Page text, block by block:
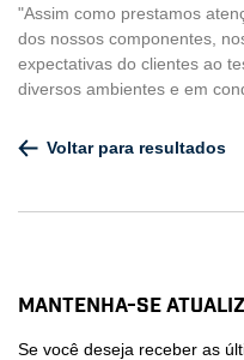
"Assim como prestamos
dos nossos componentes,
expectativas do clientes ao
diversos ambientes e em
Voltar para resultados
Mantenha-se
Se você deseja receber as